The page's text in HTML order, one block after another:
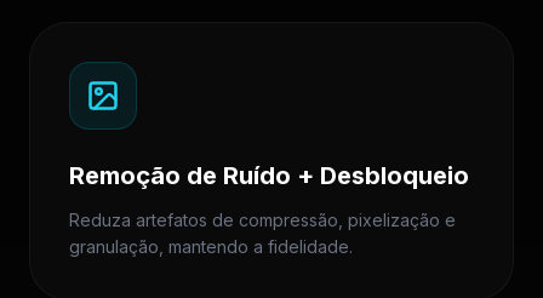
Remoção de Ruído + Desbloqueio
Reduza artefatos de compressão, pixelização e
granulação, mantendo a fidelidade.